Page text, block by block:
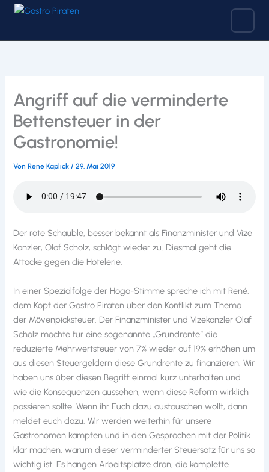
Zum
Angriff auf die verminderte
Bettensteuer in der
Gastronomie!
VonRene Kaplick/29. Mai 2019
Der rote Schäuble, besser bekannt als Finanzminister und Vize
Kanzler, Olaf Scholz, schlägt wieder zu. Diesmal geht die
Attacke gegen die Hotelerie.
In einer Spezialfolge der Hoga-Stimme spreche ich mit René,
dem Kopf der Gastro Piraten über den Konflikt zum Thema
der Mövenpicksteuer. Der Finanzminister und Vizekanzler Olaf
Scholz möchte für eine sogenannte „Grundrente“ die
reduzierte Mehrwertsteuer von 7% wieder auf 19% erhöhen um
aus diesen Steuergeldern diese Grundrente zu finanzieren. Wir
haben uns über diesen Begriff einmal kurz unterhalten und
wie die Konsequenzen aussehen, wenn diese Reform wirklich
passieren sollte. Wenn ihr Euch dazu austauschen wollt, dann
meldet euch dazu. Wir werden weiterhin für unsere
Gastronomen kämpfen und in den Gesprächen mit der Politik
klar machen, warum dieser verminderter Steuersatz für uns so
wichtig ist. Es hängen Arbeitsplätze dran, die komplette